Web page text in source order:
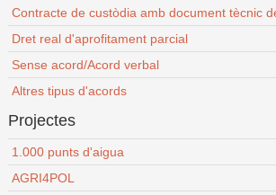
Contracte de custòdia amb document tècnic
Dret real d'aprofitament parcial
Sense acord/Acord verbal
Altres tipus d'acords
Projectes
1.000 punts d'aigua
AGRI4POL